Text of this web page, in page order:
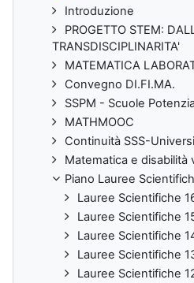
Introduzione
PROGETTO STEM:
TRANSDISCIPLINARITA'
MATEMATICA
Convegno DI.FI.MA.
SSPM - Scuole
MATHMOOC
Continuità SSS-
Matematica e disabilità
Piano Lauree
Lauree Scientifiche
Lauree Scientifiche
Lauree Scientifiche
Lauree Scientifiche
Lauree Scientifiche